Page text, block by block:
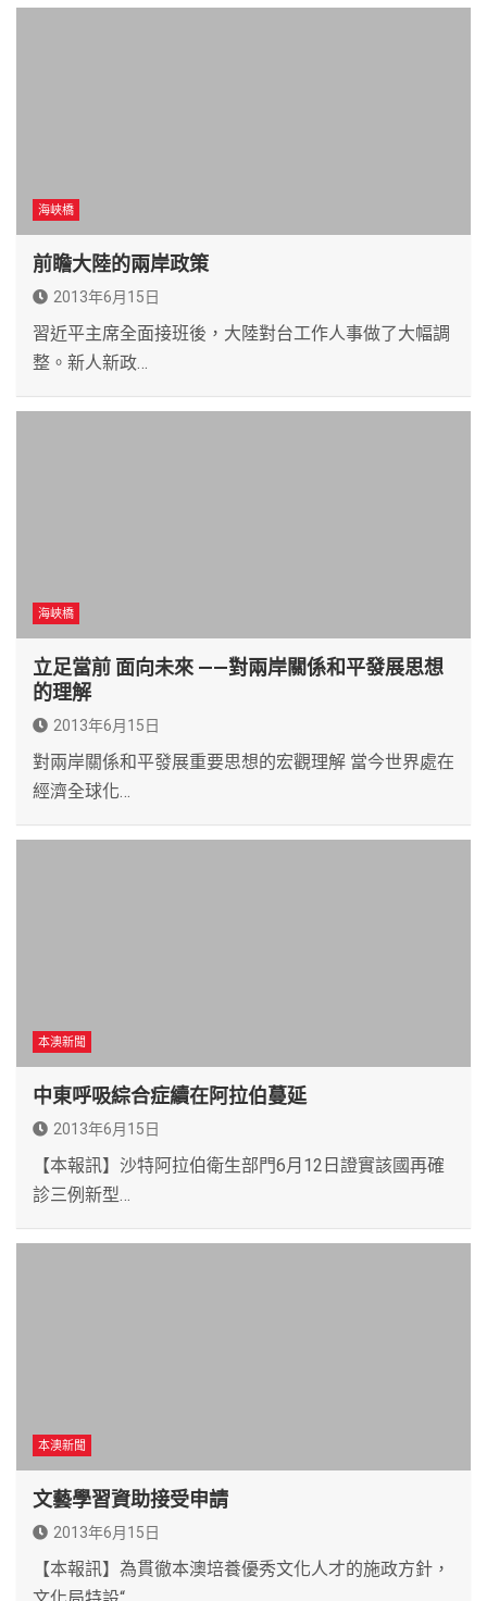
海峽橋
前瞻大陸的兩岸政策
2013年6月15日
習近平主席全面接班後，大陸對台工作人事做了大幅調
整。新人新政…
海峽橋
立足當前 面向未來 ——對兩岸關係和平發展思想
的理解
2013年6月15日
對兩岸關係和平發展重要思想的宏觀理解 當今世界處在
經濟全球化…
本澳新聞
中東呼吸綜合症續在阿拉伯蔓延
2013年6月15日
【本報訊】沙特阿拉伯衛生部門6月12日證實該國再確
診三例新型…
本澳新聞
文藝學習資助接受申請
2013年6月15日
【本報訊】為貫徹本澳培養優秀文化人才的施政方針，